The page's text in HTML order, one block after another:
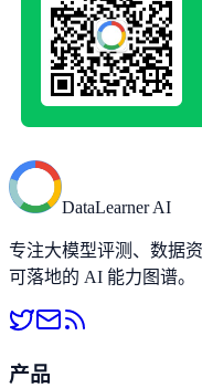
DataLearner AI
专注大模型评测、数据
可落地的 AI 能力图谱。
产品